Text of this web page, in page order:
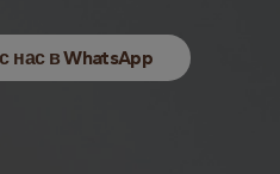
нас в WhatsApp